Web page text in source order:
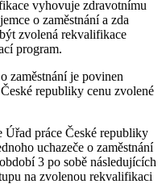
vyhovuje zdravotnímu
o zaměstnání a zda
zvolená rekvalifikace
program.
zaměstnání je povinen
republiky cenu zvolené
Úřad práce České republiky
uchazeče o zaměstnání
3 po sobě následujících
na zvolenou rekvalifikaci